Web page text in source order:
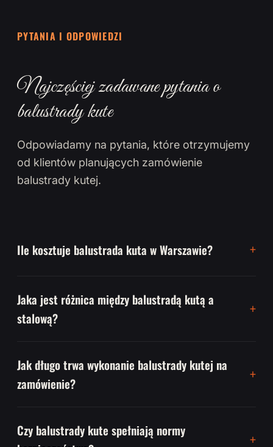
PYTANIA I ODPOWIEDZI
Najczęściej zadawane pytania o
balustrady kute
Odpowiadamy na pytania, które otrzymujemy
od klientów planujących zamówienie
balustrady kutej.
Ile kosztuje balustrada kuta w Warszawie?
Jaka jest różnica między balustradą kutą a
stalową?
Jak długo trwa wykonanie balustrady kutej na
zamówienie?
Czy balustrady kute spełniają normy